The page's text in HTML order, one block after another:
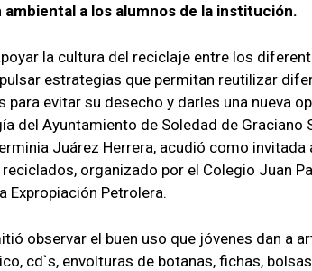
a los alumnos de la institución.
la cultura del reciclaje entre los
estrategias que permitan reutilizar
para evitar su desecho y darles una nueva
del Ayuntamiento de Soledad de Graciano
Juárez Herrera, acudió como invitada
organizado por el Colegio Juan
Expropiación Petrolera.
observar el buen uso que jóvenes dan a
cd`s, envolturas de botanas, fichas,